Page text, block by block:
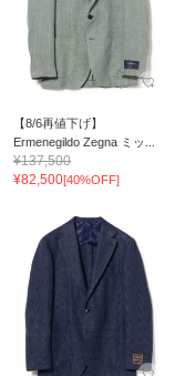
【8/6再値下げ】
Ermenegildo Zegna ミッ...
¥137,500
¥82,500[40%OFF]